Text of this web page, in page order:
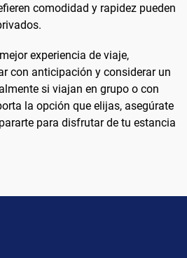
comodidad y rapidez pueden
experiencia de viaje,
con anticipación y considerar un
si viajan en grupo o con
la opción que elijas, asegúrate
para disfrutar de tu estancia